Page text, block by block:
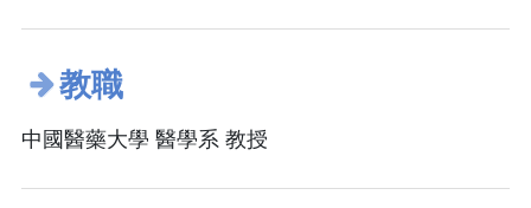
教職
中國醫藥大學 醫學系 教授